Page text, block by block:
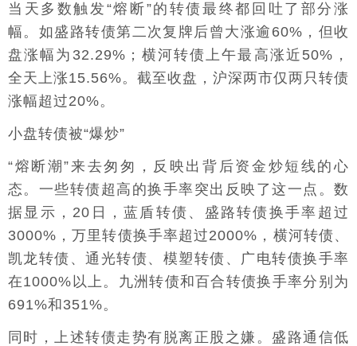
当天多数触发“熔断”的转债最终都回吐了部分涨
幅。如盛路转债第二次复牌后曾大涨逾60%，但收
盘涨幅为32.29%；横河转债上午最高涨近50%，
全天上涨15.56%。截至收盘，沪深两市仅两只转债
涨幅超过20%。
小盘转债被“爆炒”
“熔断潮”来去匆匆，反映出背后资金炒短线的心
态。一些转债超高的换手率突出反映了这一点。数
据显示，20日，蓝盾转债、盛路转债换手率超过
3000%，万里转债换手率超过2000%，横河转债、
凯龙转债、通光转债、模塑转债、广电转债换手率
在1000%以上。九洲转债和百合转债换手率分别为
691%和351%。
同时，上述转债走势有脱离正股之嫌。盛路通信低